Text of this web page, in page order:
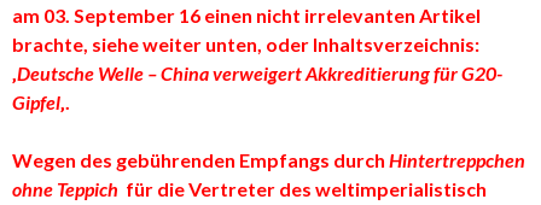
am 03. September 16 einen nicht irrelevanten Artikel
brachte, siehe weiter unten, oder Inhaltsverzeichnis:
‚Deutsche Welle – China verweigert Akkreditierung für G20-
Gipfel‚.
Wegen des gebührenden Empfangs durch Hintertreppchen
ohne Teppich für die Vertreter des weltimperialistisch